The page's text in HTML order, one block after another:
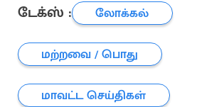
டேக்ஸ் :
லோக்கல்
மற்றவை / பொது
மாவட்ட செய்திகள்